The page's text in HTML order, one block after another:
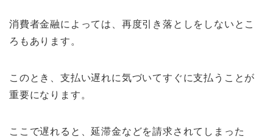
消費者金融によっては、再度引き落としをしないとこ
ろもあります。
このとき、支払い遅れに気づいてすぐに支払うことが
重要になります。
ここで遅れると、延滞金などを請求されてしまった